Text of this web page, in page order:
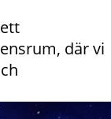
där vi